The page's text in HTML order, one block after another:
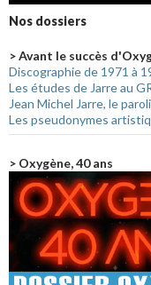
Nos dossiers
> Avant le succès
Discographie de 1971 à
Les études de Jarre au
Jean Michel Jarre, le
Les pseudonymes
> Oxygène, 40 ans